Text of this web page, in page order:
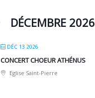
DÉCEMBRE 2026
DÉC 13 2026
CONCERT CHOEUR ATHÉNUS
Eglise Saint-Pierre